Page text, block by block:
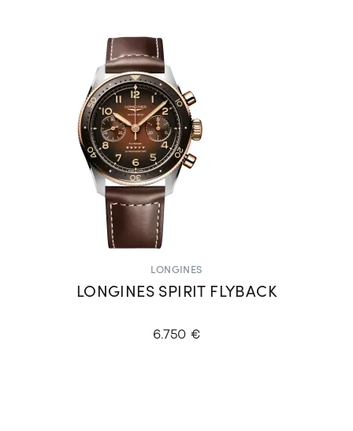
LONGINES
LONGINES SPIRIT FLYBACK
6.750 €